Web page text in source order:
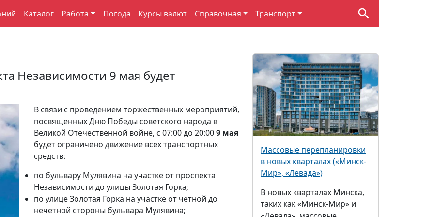
Каталог Работа Погода Курсы валют Справочная Транспорт
Независимости 9 мая будет
В связи с проведением торжественных мероприятий,
посвященных Дню Победы советского народа в
Великой Отечественной войне, с 07:00 до 20:009 мая
будет ограничено движение всех транспортных
средств:
по бульвару Мулявина на участке от проспекта
Независимости до улицы Золотая Горка;
по улице Золотая Горка на участке от четной до
нечетной стороны бульвара Мулявина;
Массовые перепланировки
в новых кварталах («Минск-
Мир», «Левада»)
В новых кварталах Минска,
таких как «Минск-Мир» и